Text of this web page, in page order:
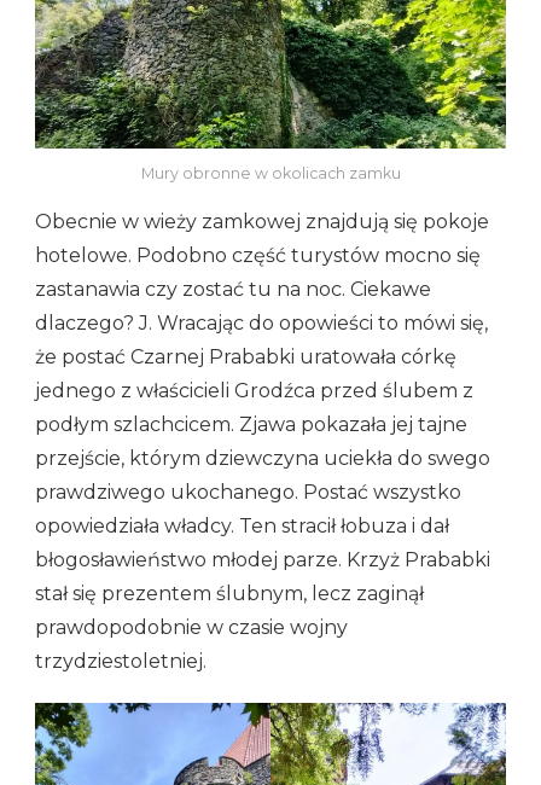
Mury obronne w okolicach zamku
Obecnie w wieży zamkowej znajdują się pokoje
hotelowe. Podobno część turystów mocno się
zastanawia czy zostać tu na noc. Ciekawe
dlaczego? J. Wracając do opowieści to mówi się,
że postać Czarnej Prababki uratowała córkę
jednego z właścicieli Grodźca przed ślubem z
podłym szlachcicem. Zjawa pokazała jej tajne
przejście, którym dziewczyna uciekła do swego
prawdziwego ukochanego. Postać wszystko
opowiedziała władcy. Ten stracił łobuza i dał
błogosławieństwo młodej parze. Krzyż Prababki
stał się prezentem ślubnym, lecz zaginął
prawdopodobnie w czasie wojny
trzydziestoletniej.